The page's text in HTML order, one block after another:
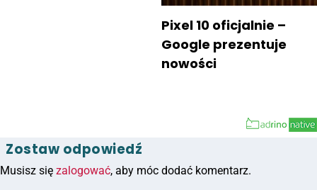
Pixel 10 oficjalnie –
Google prezentuje
nowości
Zostaw odpowiedź
Musisz się zalogować, aby móc dodać komentarz.